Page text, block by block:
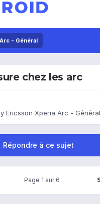
- Général
chez les arc
Ericsson Xperia Arc - Général
Répondre à ce sujet
Page 1 sur 6